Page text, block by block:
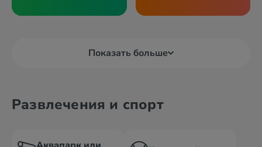
Показать больше
Развлечения и спорт